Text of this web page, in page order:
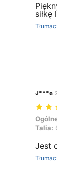
J***a
Ogólne
Talia:
Jest